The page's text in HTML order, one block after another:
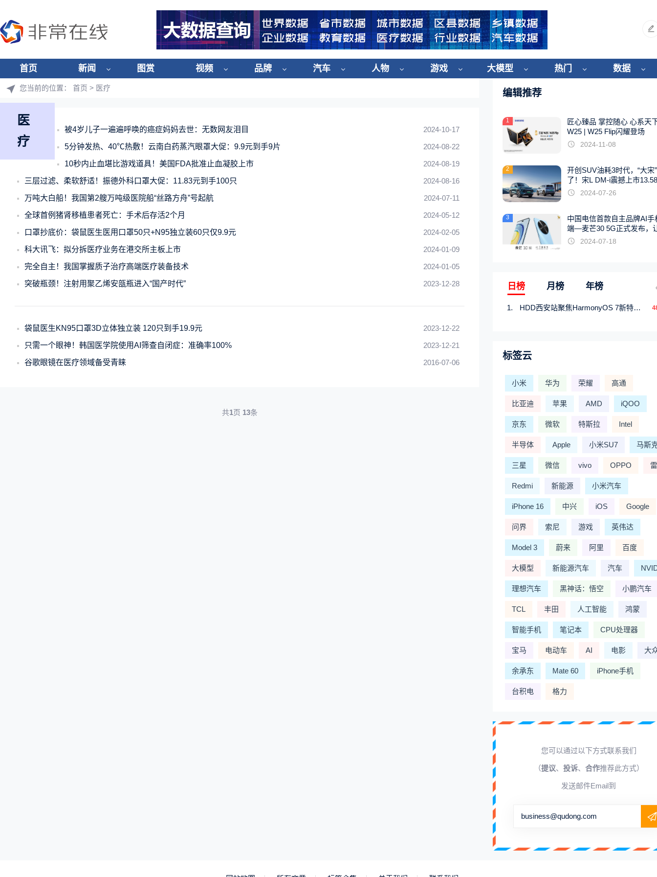
首页 新闻 图赏 视频 品牌 汽车 人物 游戏 大模型 热门 数据
您当前的位置： 首页 > 医疗
医
疗
2024-10-17
被4岁儿子一遍遍呼唤的癌症妈妈去世：无数网友泪目
2024-08-22
5分钟发热、40℃热敷！云南白药蒸汽眼罩大促：9.9元到手9片
2024-08-19
10秒内止血堪比游戏道具！美国FDA批准止血凝胶上市
2024-08-16
三层过滤、柔软舒适！振德外科口罩大促：11.83元到手100只
2024-07-11
万吨大白船！我国第2艘万吨级医院船“丝路方舟”号起航
2024-05-12
全球首例猪肾移植患者死亡：手术后存活2个月
2024-02-05
口罩抄底价：袋鼠医生医用口罩50只+N95独立装60只仅9.9元
2024-01-09
科大讯飞：拟分拆医疗业务在港交所主板上市
2024-01-05
完全自主！我国掌握质子治疗高端医疗装备技术
2023-12-28
突破瓶颈！注射用聚乙烯安瓿瓶进入“国产时代”
2023-12-22
袋鼠医生KN95口罩3D立体独立装 120只到手19.9元
2023-12-21
只需一个眼神！韩国医学院使用AI筛查自闭症：准确率100%
2016-07-06
谷歌眼镜在医疗领域备受青睐
共1页 13条
编辑推荐
1
匠心臻品 掌控随心 心系天
W25 | W25 Flip闪耀登场
2024-11-08
2
开创SUV油耗3时代，“大宋
了！宋L DM-i震撼上市
起
2024-07-26
3
中国电信首款自主品牌AI手
端—麦芒30 5G正式发布，
触手可及2024-07-18
日榜 月榜 年榜
HDD西安站聚焦HarmonyOS 7新特性，解锁从互联到智能的应用开发新范式
标签云
小米 华为 荣耀 高通
比亚迪 苹果 AMD iQOO
京东 微软 特斯拉 Intel
半导体 Apple 小米SU7 马斯
三星 微信 vivo OPPO
Redmi 新能源 小米汽车
iPhone 16 中兴 iOS Google
问界 索尼 游戏 英伟达
Model 3 蔚来 阿里 百度
大模型 新能源汽车 汽车
理想汽车 黑神话：悟空 小鹏汽车
TCL 丰田 人工智能 鸿蒙
智能手机 笔记本 CPU处理器
宝马 电动车 AI 电影 大
余承东 Mate 60 iPhone手机
台积电 格力
您可以通过以下方式联系我们
（提议、 投诉、 合作推荐此方式）
发送邮件Email到
business@qudong.com